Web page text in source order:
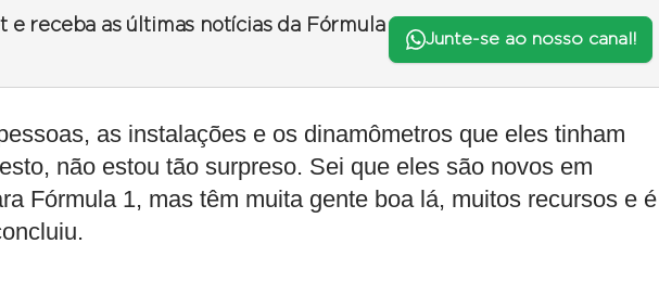
e receba as últimas notícias da Fórmula
Junte-se ao nosso canal!
as instalações e os dinamômetros que eles tinham
não estou tão surpreso. Sei que eles são novos em
Fórmula 1, mas têm muita gente boa lá, muitos recursos e é